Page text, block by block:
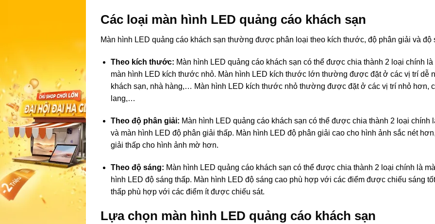
Các loại màn hình LED quảng cáo khách sạn
Màn hình LED quảng cáo khách sạn thường được phân loại theo kích thước, độ phân giải và độ
Theo kích thước: Màn hình LED quảng cáo khách sạn có thể được chia thành 2 loại chính
màn hình LED kích thước nhỏ. Màn hình LED kích thước lớn thường được đặt ở các vị trí dễ
khách sạn, nhà hàng,… Màn hình LED kích thước nhỏ thường được đặt ở các vị trí nhỏ hơn,
lang,…
Theo độ phân giải: Màn hình LED quảng cáo khách sạn có thể được chia thành 2 loại chính
và màn hình LED độ phân giải thấp. Màn hình LED độ phân giải cao cho hình ảnh sắc nét
giải thấp cho hình ảnh mờ hơn.
Theo độ sáng: Màn hình LED quảng cáo khách sạn có thể được chia thành 2 loại chính là
hình LED độ sáng thấp. Màn hình LED độ sáng cao phù hợp với các điểm được chiếu sáng
thấp phù hợp với các điểm ít được chiếu sát.
Lựa chọn màn hình LED quảng cáo khách sạn